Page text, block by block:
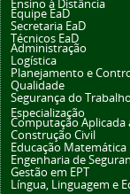
Ensino à Distância
Equipe EaD
Secretaria EaD
Técnicos EaD
Administração
Logística
Planejamento e
Qualidade
Segurança do Trabalho
Especialização
Computação Aplicada
Construção Civil
Educação Matemática
Engenharia de
Gestão em EPT
Língua, Linguagem e